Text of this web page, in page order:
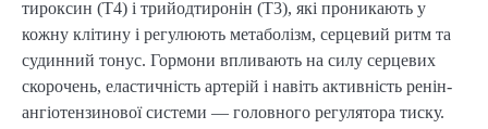
тироксин (Т4) і трийодтиронін (Т3), які проникають у
кожну клітину і регулюють метаболізм, серцевий ритм та
судинний тонус. Гормони впливають на силу серцевих
скорочень, еластичність артерій і навіть активність ренін-
ангіотензинової системи — головного регулятора тиску.